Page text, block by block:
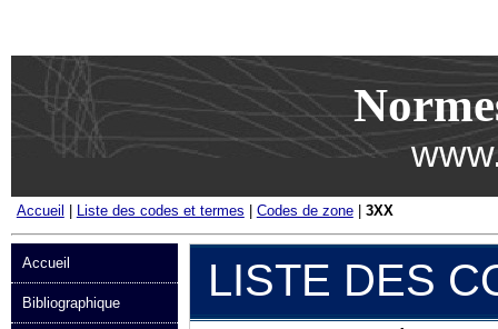
Accueil | Liste des codes et termes | Codes de zone| 3XX
Accueil
Bibliographique LISTE DES